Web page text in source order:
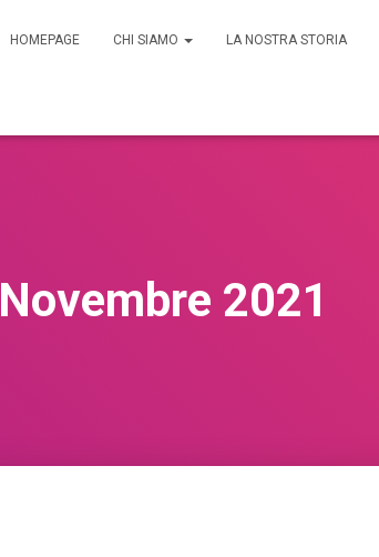
HOMEPAGE CHI SIAMO LA NOSTRA STORIA
Novembre 2021